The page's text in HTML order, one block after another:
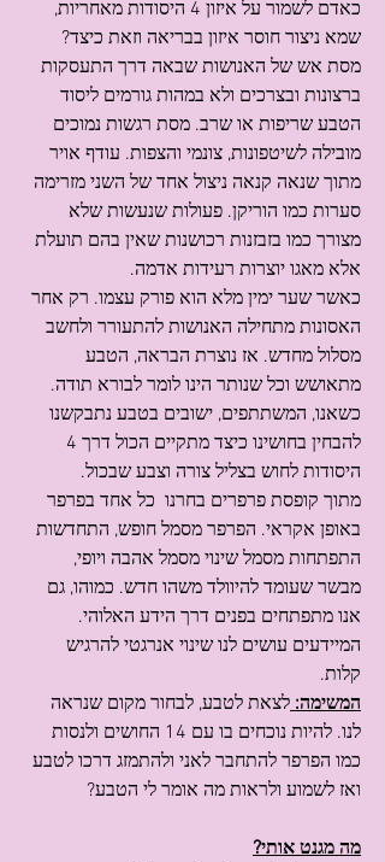
כאדם לשמור על איזון 4 היסודות מאחריות,
שמא ניצור חוסר איזון בבריאה וזאת כיצד?
מסת אש של האנושות שבאה דרך התעסקות
ברצונות ובצרכים ולא במהות גורמים ליסוד
הטבע שריפות או שרב. מסת רגשות נמוכים
מובילה לשיטפונות, צונמי והצפות. עודף אויר
מתוך שנאה קנאה ניצול אחד של השני מזרימה
סערות כמו הוריקן. פעולות שנעשות שלא
מצורך כמו בזבזנות רכושנות שאין בהם תועלת
אלא מאגו יוצרות רעידות אדמה.
כאשר שער ימין מלא הוא פורק עצמו. רק אחר
האסונות מתחילה האנושות להתעורר ולחשב
מסלול מחדש. אז נוצרת הבראה, הטבע
מתאושש וכל שנותר הינו לומר לבורא תודה.
כשאנו, המשתתפים, ישובים בטבע נתבקשנו
היסודות לחוש בצליל צורה וצבע שבכול.
מתוך קופסת פרפרים בחרנו  כל אחד בפרפר
באופן אקראי. הפרפר מסמל חופש, התחדשות
התפתחות מסמל שינוי מסמל אהבה ויופי,
מבשר שעומד להיוולד משהו חדש. כמוהו, גם
אנו מתפתחים בפנים דרך הידע האלוהי.
המיידעים עושים לנו שינוי אנרגטי להרגיש
קלות.
המשימה: לצאת לטבע, לבחור מקום שנראה
לנו. להיות נוכחים בו עם 14 החושים ולנסות
כמו הפרפר להתחבר לאני ולהתמזג דרכו לטבע
ואז לשמוע ולראות מה אומר לי הטבע?
מה מגנט אותי?